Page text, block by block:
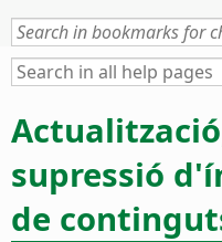
supressió
de